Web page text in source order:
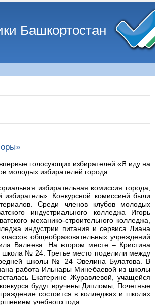
Башкортостан
голосующих избирателей «Я иду на
молодых избирателей города.
избирательная комиссия города,
Конкурсной комиссией были
Среди членов клубов молодых
индустриального колледжа Игорь
механико-строительного колледжа,
индустрии питания и сервиса Лиана
общеобразовательных учреждений
Валеева. На втором месте – Кристина
№ 24. Третье место поделили между
школы № 24 Эвелина Булатова. В
работа Ильнары Минебаевой из школы
Екатерине Журавлевой, учащейся
будут вручены Дипломы, Почетные
состоится в колледжах и школах
учебного года.